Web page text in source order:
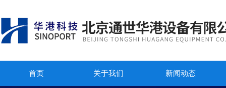
首页 关于我们 新闻动态